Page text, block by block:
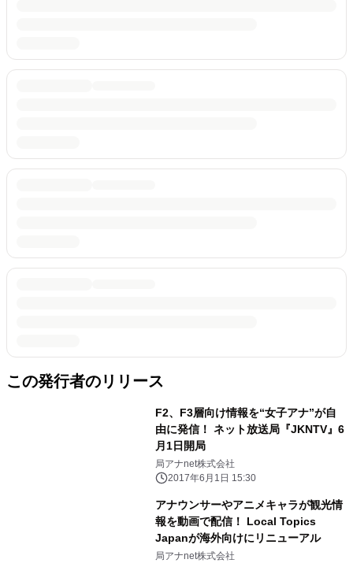
この発行者のリリース
F2、F3層向け情報を“女子アナ”が自
由に発信！ ネット放送局『JKNTV』6
月1日開局
局アナnet株式会社
2017年6月1日 15:30
アナウンサーやアニメキャラが観光情
報を動画で配信！ Local Topics
Japanが海外向けにリニューアル
局アナnet株式会社